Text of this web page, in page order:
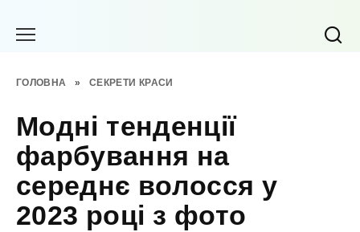
ГОЛОВНА » СЕКРЕТИ КРАСИ
Модні тенденції
фарбування на
середнє волосся у
2023 році з фото